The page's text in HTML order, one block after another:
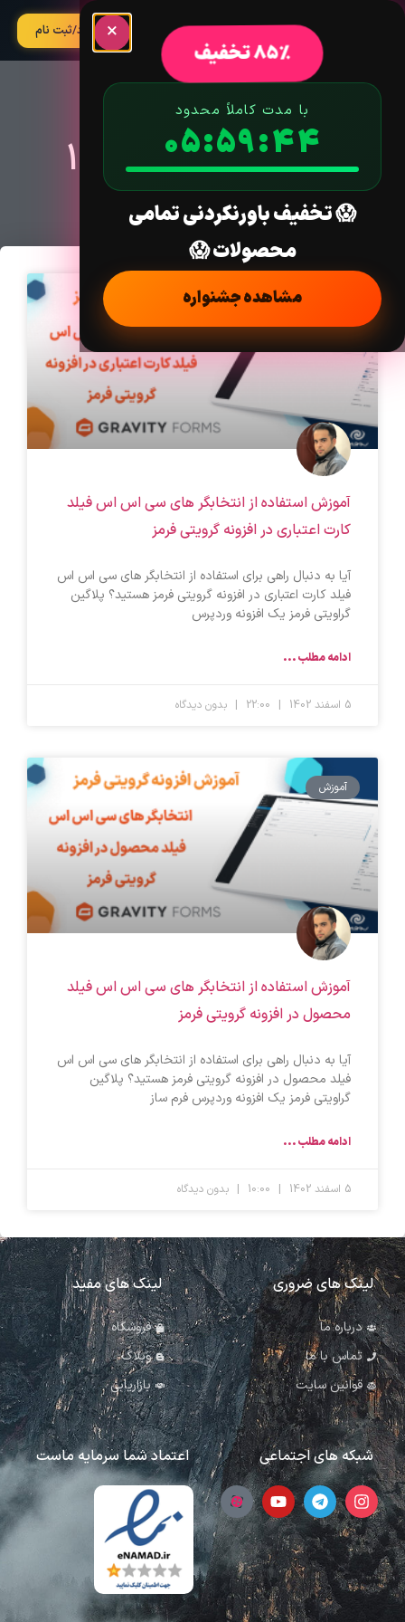
×
85% تخفیف
با مدت کاملاً محدود
05:59:44
😱 تخفیف باورنکردنی تمامی
محصولات 😱
مشاهده جشنواره
آپدیت ورود/ثبت نام
روز: اسفند 5, 1402
آموزش استفاده از انتخابگر های سی اس اس فیلد
کارت اعتباری در افزونه گرویتی فرمز
آیا به دنبال راهی برای استفاده از انتخابگر های سی اس اس
فیلد کارت اعتباری در افزونه گرویتی فرمز هستید؟ پلاگین
گراویتی فرمز یک افزونه وردپرس
ادامه مطلب ...
5 اسفند 1402 بدون دیدگاه
آموزش
آموزش استفاده از انتخابگر های سی اس اس فیلد
محصول در افزونه گرویتی فرمز
آیا به دنبال راهی برای استفاده از انتخابگر های سی اس اس
فیلد محصول در افزونه گرویتی فرمز هستید؟ پلاگین
گراویتی فرمز یک افزونه وردپرس فرم ساز
ادامه مطلب ...
5 اسفند 1402 بدون دیدگاه
لینک های ضروری
درباره ما
تماس با ما
قوانین سایت
لینک های مفید
فروشگاه
وبلاگ
بازاریابی
شبکه های اجتماعی اعتماد شما سرمایه ماست